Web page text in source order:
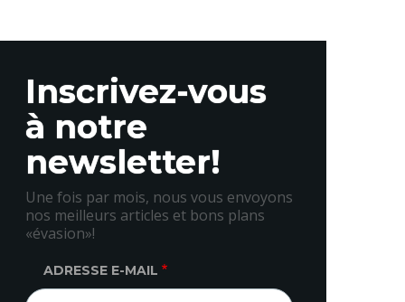
Inscrivez-vous
à notre
newsletter!
Une fois par mois, nous vous envoyons
nos meilleurs articles et bons plans
«évasion»!
ADRESSE E-MAIL